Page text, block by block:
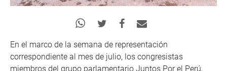
En el marco de la semana de representación
correspondiente al mes de julio, los congresistas
miembros del grupo parlamentario Juntos Por el Perú,